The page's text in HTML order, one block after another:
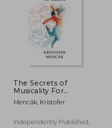
40%
dcto.
The Secrets of
Musicality For
Dancers: Learning 9
Essential Musicality
Inglés)
Mencák, Kristofer
Independently Published,